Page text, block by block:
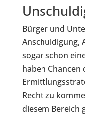
Bürger und
Anschuldigung,
sogar schon
haben Chancen
Recht zu
diesem Bereich